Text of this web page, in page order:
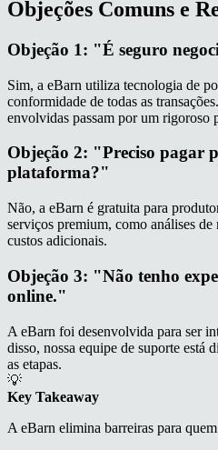
Objeções Comuns e
Objeção 1: "É seguro
Sim, a eBarn utiliza tecnologia de
conformidade de todas as
envolvidas passam por um rigoroso
Objeção 2: "Preciso pagar
plataforma?"
Não, a eBarn é gratuita para
serviços premium, como análises de
custos adicionais.
Objeção 3: "Não tenho
online."
A eBarn foi desenvolvida para ser
disso, nossa equipe de suporte está
as etapas.
💡
Key Takeaway
A eBarn elimina barreiras para